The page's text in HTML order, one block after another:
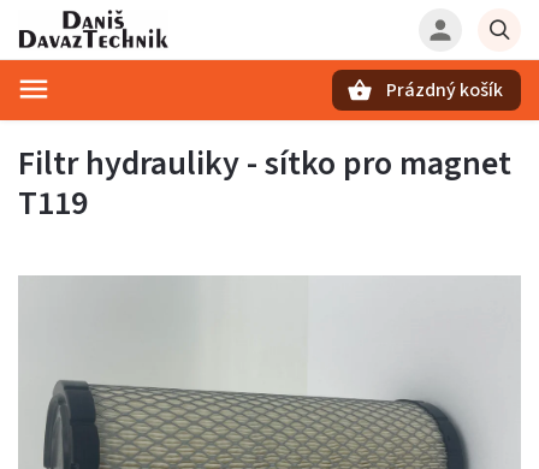
Prázdný košík
Filtr hydrauliky - sítko pro magnet
T119